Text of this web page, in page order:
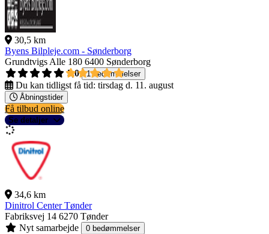
30,5 km
Byens Bilpleje.com - Sønderborg
Grundtvigs Alle 180 6400 Sønderborg
5,0
1 bedømmelser
Du kan tidligst få tid: tirsdag d. 11. august
Åbningstider
Få tilbud online
Se detaljer
34,6 km
Dinitrol Center Tønder
Fabriksvej 14 6270 Tønder
Nyt samarbejde
0 bedømmelser